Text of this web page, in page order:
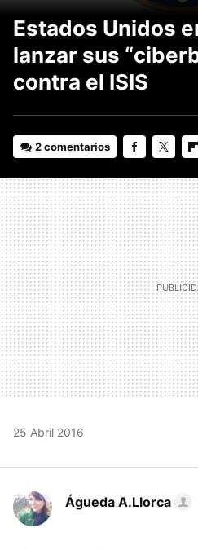
Estados Unidos
lanzar sus
contra el ISIS
2 comentarios
25 Abril 2016
Águeda A.Llorca